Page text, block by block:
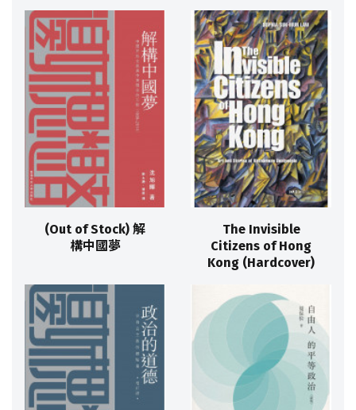
(Out of Stock) 解
構中國夢
The Invisible
Citizens of Hong
Kong (Hardcover)